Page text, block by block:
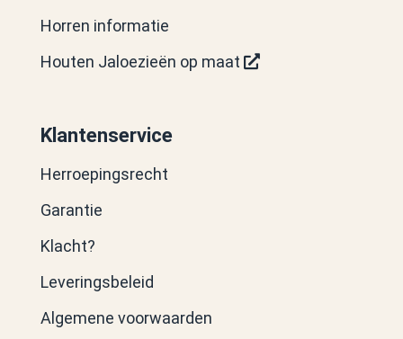
Horren informatie
Houten Jaloezieën op maat
Klantenservice
Herroepingsrecht
Garantie
Klacht?
Leveringsbeleid
Algemene voorwaarden